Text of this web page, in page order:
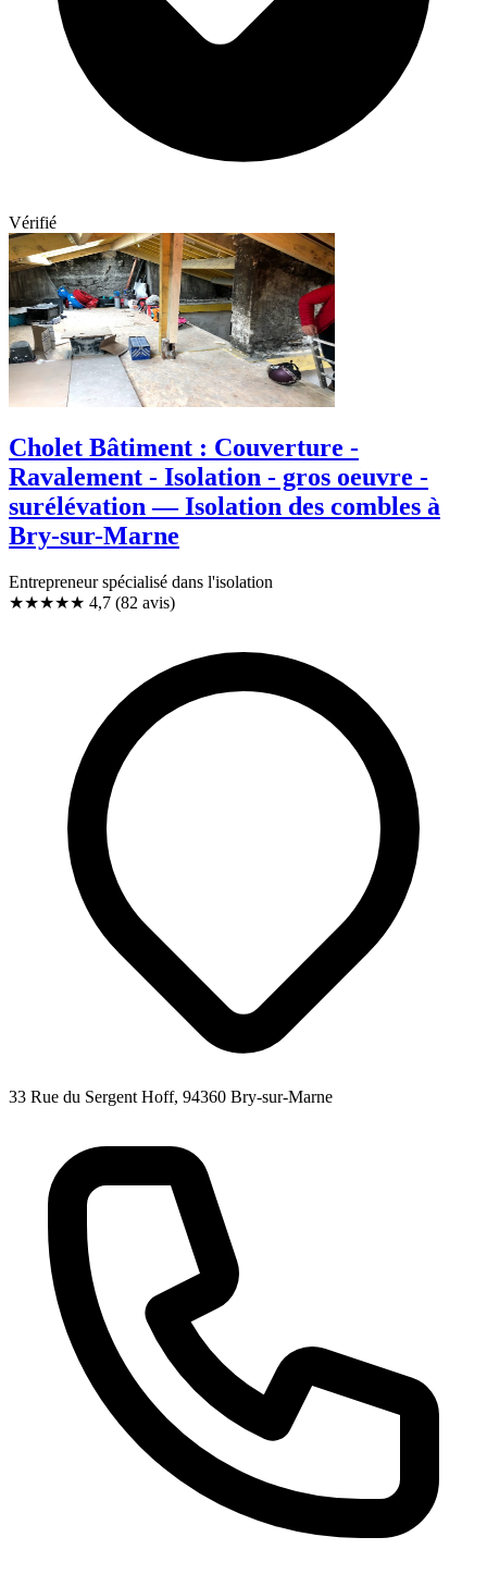
Vérifié
Cholet Bâtiment : Couverture -
Ravalement - Isolation - gros oeuvre -
surélévation — Isolation des combles à
Bry-sur-Marne
Entrepreneur spécialisé dans l'isolation
★★★★★ 4,7 (82 avis)
33 Rue du Sergent Hoff, 94360 Bry-sur-Marne